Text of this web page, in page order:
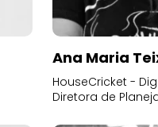
Ana Maria
HouseCricket -
Diretora de